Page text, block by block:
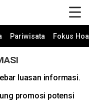
Pariwisata Fokus
luasan informasi.
promosi potensi